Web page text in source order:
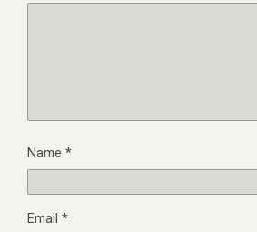
Name *
Email *